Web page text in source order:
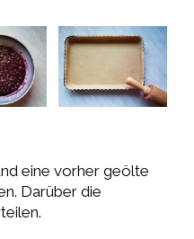
eine vorher geölte
Darüber die